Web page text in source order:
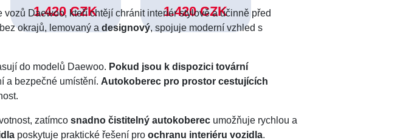
1.420 CZK 1.420 CZK
vozů Daewoo, kteří chtějí chránit interiér stylově a účinně před
okrajů, lemovaný adesignový, spojuje moderní vzhled s
do modelů Daewoo. Pokud jsou k dispozici tovární
a bezpečné umístění. Autokoberec pro prostor cestujících
zatímcosnadno čistitelný autokoberec umožňuje rychlou a
poskytuje praktické řešení proochranu interiéru vozidla.